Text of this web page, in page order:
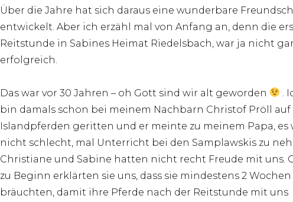
Über die Jahre hat sich daraus eine wunderbare
entwickelt. Aber ich erzähl mal von Anfang an, denn die
Reitstunde in Sabines Heimat Riedelsbach, war ja nicht
erfolgreich.
Das war vor 30 Jahren – oh Gott sind wir alt geworden
.
bin damals schon bei meinem Nachbarn Christof Pröll auf
Islandpferden geritten und er meinte zu meinem Papa, es
nicht schlecht, mal Unterricht bei den Samplawskis zu
Christiane und Sabine hatten nicht recht Freude mit uns.
zu Beginn erklärten sie uns, dass sie mindestens 2 Wochen
bräuchten, damit ihre Pferde nach der Reitstunde mit uns